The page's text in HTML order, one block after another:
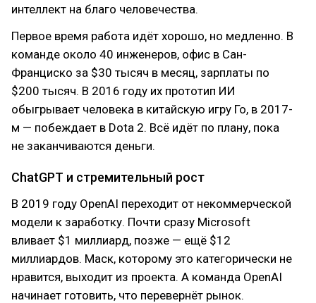
интеллект на благо человечества.
Первое время работа идёт хорошо, но медленно. В
команде около 40 инженеров, офис в Сан-
Франциско за $30 тысяч в месяц, зарплаты по
$200 тысяч. В 2016 году их прототип ИИ
обыгрывает человека в китайскую игру Го, в 2017-
м — побеждает в Dota 2. Всё идёт по плану, пока
не заканчиваются деньги.
ChatGPT и стремительный рост
В 2019 году OpenAI переходит от некоммерческой
модели к заработку. Почти сразу Microsoft
вливает $1 миллиард, позже — ещё $12
миллиардов. Маск, которому это категорически не
нравится, выходит из проекта. А команда OpenAI
начинает готовить, что перевернёт рынок. ‭